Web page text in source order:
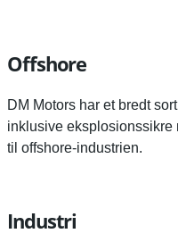
Offshore
DM Motors har et bredt
inklusive
til offshore-industrien.
Industri